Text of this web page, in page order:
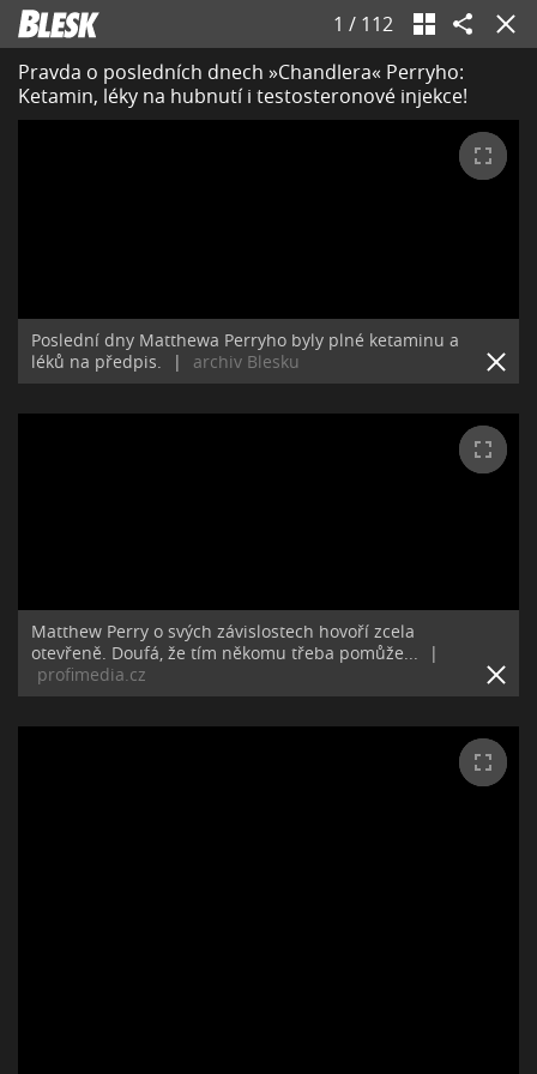
1 / 112
Pravda o posledních dnech »Chandlera« Perryho:
Ketamin, léky na hubnutí i testosteronové injekce!
Poslední dny Matthewa Perryho byly plné ketaminu a
léků na předpis.
| archiv Blesku
Matthew Perry o svých závislostech hovoří zcela
otevřeně. Doufá, že tím někomu třeba pomůže...
|
profimedia.cz